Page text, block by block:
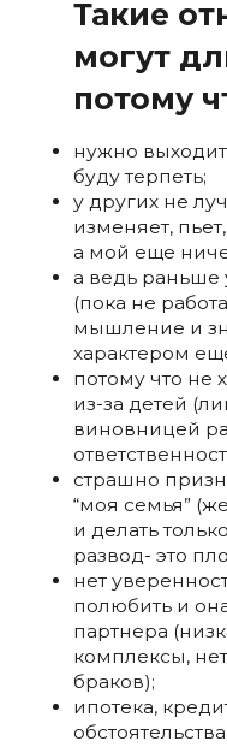
Такие
могут
потому
нужно
буду терпеть;
у других не
изменяет,
а мой еще
а ведь раньше
(пока не
мышление и
характером
потому что не
из-за детей
виновницей
страшно
“моя семья”
и делать
развод- это
нет
полюбить и
партнера
комплексы,
браков);
ипотека,